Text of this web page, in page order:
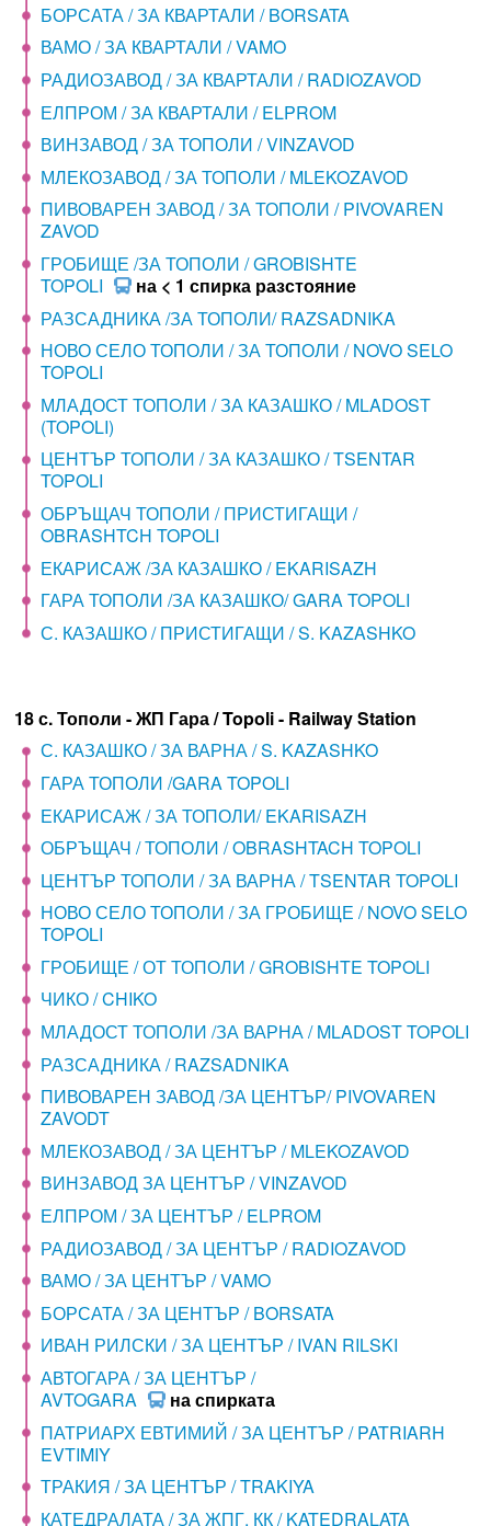
БОРСАТА / ЗА КВАРТАЛИ / BORSATA
ВАМО / ЗА КВАРТАЛИ / VAMO
РАДИОЗАВОД / ЗА КВАРТАЛИ / RADIOZAVOD
ЕЛПРОМ / ЗА КВАРТАЛИ / ELPROM
ВИНЗАВОД / ЗА ТОПОЛИ / VINZAVOD
МЛЕКОЗАВОД / ЗА ТОПОЛИ / MLEKOZAVOD
ПИВОВАРЕН ЗАВОД / ЗА ТОПОЛИ / PIVOVAREN
ZAVOD
ГРОБИЩЕ /ЗА ТОПОЛИ / GROBISHTE
TOPOLI
на < 1 спирка разстояние
РАЗСАДНИКА /ЗА ТОПОЛИ/ RAZSADNIKA
НОВО СЕЛО ТОПОЛИ / ЗА ТОПОЛИ / NOVO SELO
TOPOLI
МЛАДОСТ ТОПОЛИ / ЗА КАЗАШКО / MLADOST
(TOPOLI)
ЦЕНТЪР ТОПОЛИ / ЗА КАЗАШКО / TSENTAR
TOPOLI
ОБРЪЩАЧ ТОПОЛИ / ПРИСТИГАЩИ /
OBRASHTCH TOPOLI
ЕКАРИСАЖ /ЗА КАЗАШКО / EKARISAZH
ГАРА ТОПОЛИ /ЗА КАЗАШКО/ GARA TOPOLI
С. КАЗАШКО / ПРИСТИГАЩИ / S. KAZASHKO
18 с. Тополи - ЖП Гара / Topoli - Railway Station
С. КАЗАШКО / ЗА ВАРНА / S. KAZASHKO
ГАРА ТОПОЛИ /GARA TOPOLI
ЕКАРИСАЖ / ЗА ТОПОЛИ/ EKARISAZH
ОБРЪЩАЧ / ТОПОЛИ / OBRASHTACH TOPOLI
ЦЕНТЪР ТОПОЛИ / ЗА ВАРНА / TSENTAR TOPOLI
НОВО СЕЛО ТОПОЛИ / ЗА ГРОБИЩЕ / NOVO SELO
TOPOLI
ГРОБИЩЕ / ОТ ТОПОЛИ / GROBISHTE TOPOLI
ЧИКО / CHIKO
МЛАДОСТ ТОПОЛИ /ЗА ВАРНА / MLADOST TOPOLI
РАЗСАДНИКА / RAZSADNIKA
ПИВОВАРЕН ЗАВОД /ЗА ЦЕНТЪР/ PIVOVAREN
ZAVODT
МЛЕКОЗАВОД / ЗА ЦЕНТЪР / MLEKOZAVOD
ВИНЗАВОД ЗА ЦЕНТЪР / VINZAVOD
ЕЛПРОМ / ЗА ЦЕНТЪР / ELPROM
РАДИОЗАВОД / ЗА ЦЕНТЪР / RADIOZAVOD
ВАМО / ЗА ЦЕНТЪР / VAMO
БОРСАТА / ЗА ЦЕНТЪР / BORSATA
ИВАН РИЛСКИ / ЗА ЦЕНТЪР / IVAN RILSKI
АВТОГАРА / ЗА ЦЕНТЪР /
AVTOGARA
на спирката
ПАТРИАРХ ЕВТИМИЙ / ЗА ЦЕНТЪР / PATRIARH
EVTIMIY
ТРАКИЯ / ЗА ЦЕНТЪР / TRAKIYA
КАТЕДРАЛАТА / ЗА ЖПГ, КК / KATEDRALATA